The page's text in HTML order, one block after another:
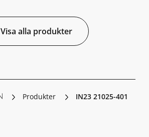
Visa alla produkter
Produkter IN23 21025-401